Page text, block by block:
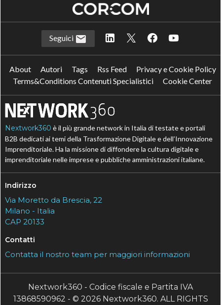
Seguici
About Autori Tags Rss Feed
Privacy e Cookie Policy
Terms&Conditions Contenuti Specialistici
Cookie Center
Nextwork360 è il più grande network in Italia di testate e portali
B2B dedicati ai temi della Trasformazione Digitale e dell’Innovazione
Imprenditoriale. Ha la missione di diffondere la cultura digitale e
imprenditoriale nelle imprese e pubbliche amministrazioni italiane.
Indirizzo
Via Moretto da Brescia, 22
Milano - Italia
CAP 20133
Contatti
Contatta il nostro team per maggiori informazioni
Nextwork360 - Codice fiscale e Partita IVA
13868590962 - © 2026 Nextwork360. ALL RIGHTS